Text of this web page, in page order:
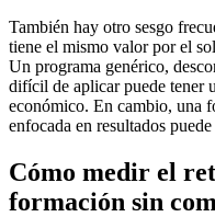
También hay otro sesgo
tiene el mismo valor por el
Un programa genérico,
difícil de aplicar puede tener
económico. En cambio, una
enfocada en resultados
Cómo medir el
formación sin